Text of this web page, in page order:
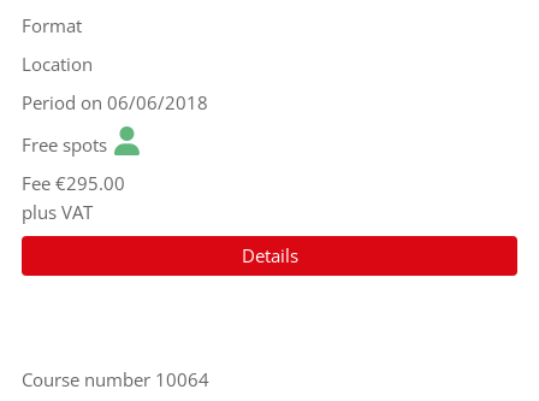
Format
Location
Period on 06/06/2018
Free spots
Fee €295.00
plus VAT
Details
Course number 10064